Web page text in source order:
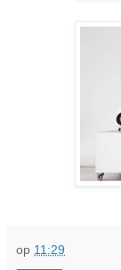
op 11:29